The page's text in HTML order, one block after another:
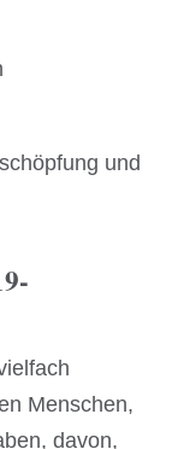
und
Menschen,
davon,